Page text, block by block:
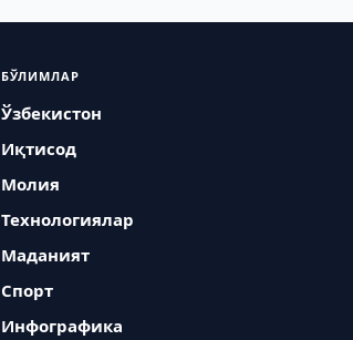
БЎЛИМЛАР
Ўзбекистон
Иқтисод
Молия
Технологиялар
Маданият
Спорт
Инфографика